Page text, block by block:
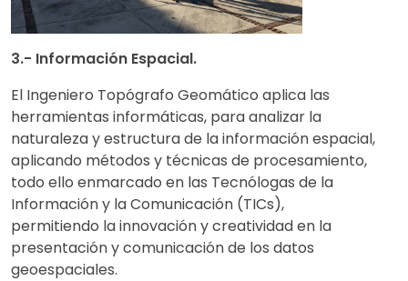
3.- Información Espacial.
El Ingeniero Topógrafo Geomático aplica las
herramientas informáticas, para analizar la
naturaleza y estructura de la información espacial,
aplicando métodos y técnicas de procesamiento,
todo ello enmarcado en las Tecnólogas de la
Información y la Comunicación (TICs),
permitiendo la innovación y creatividad en la
presentación y comunicación de los datos
geoespaciales.